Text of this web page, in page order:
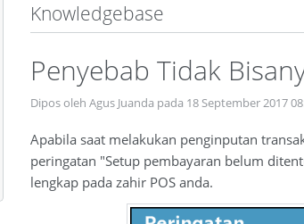
Knowledgebase
Penyebab Tidak
Dipos oleh Agus Juanda pada 18 September 2017
Apabila saat melakukan penginputan
peringatan "Setup pembayaran belum
lengkap pada zahir POS anda.